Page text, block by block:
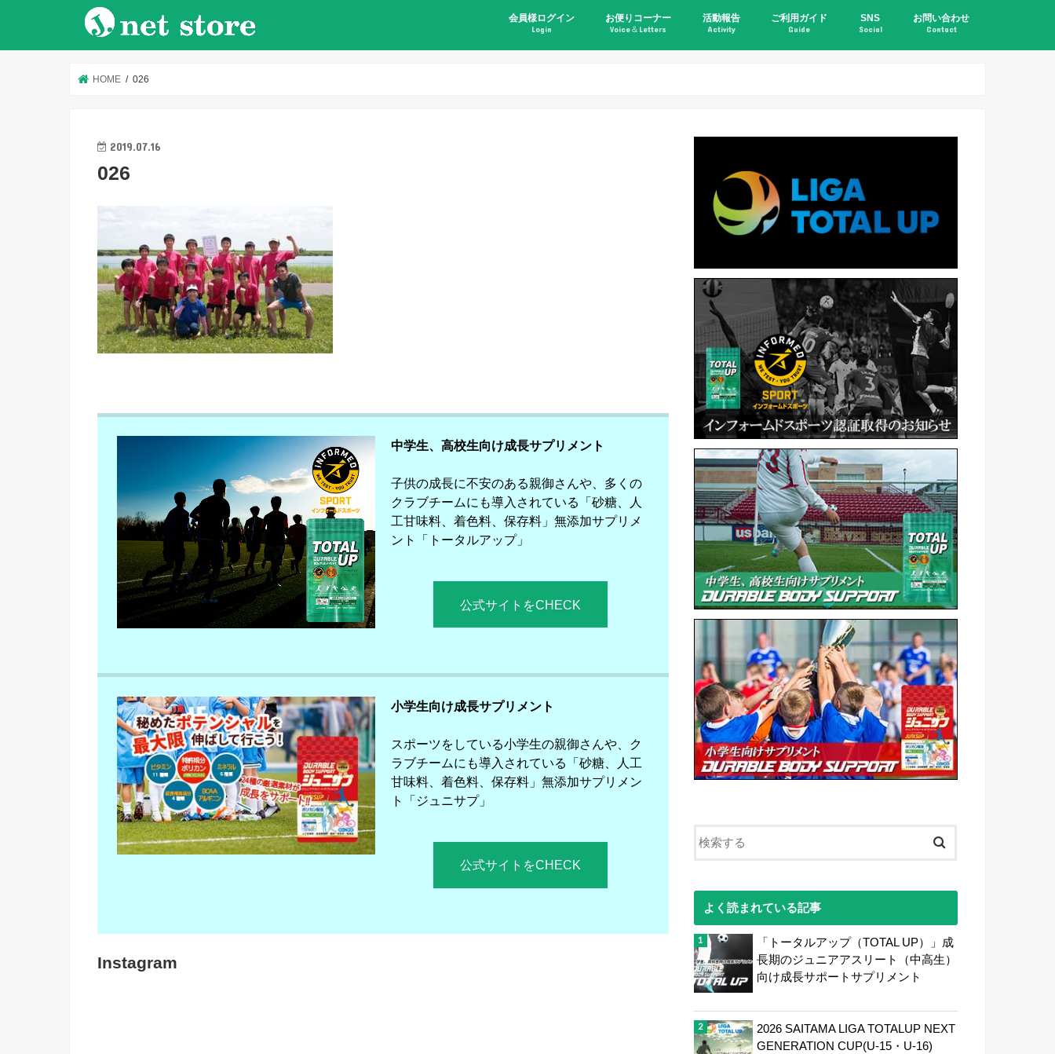
会員様ログイン
Login
お便りコーナー
Voice＆Letters
活動報告
Activity
ご利用ガイド
Guide
SNS
Social
お問い合わせ
Contact
HOME 026
2019.07.16
026
中学生、高校生向け成長サプリメント
子供の成長に不安のある親御さんや、多くの
クラブチームにも導入されている「砂糖、人
工甘味料、着色料、保存料」無添加サプリメ
ント「トータルアップ」
公式サイトをCHECK
小学生向け成長サプリメント
スポーツをしている小学生の親御さんや、ク
ラブチームにも導入されている「砂糖、人工
甘味料、着色料、保存料」無添加サプリメン
ト「ジュニサプ」
公式サイトをCHECK
Instagram
よく読まれている記事
「トータルアップ（TOTAL UP）」成
長期のジュニアアスリート（中高生）
向け成長サポートサプリメント
2026 SAITAMA LIGA TOTALUP NEXT
GENERATION CUP(U-15・U-16)